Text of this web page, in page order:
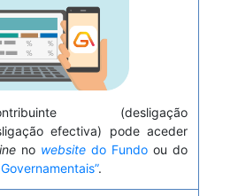
(desligação
efectiva) pode aceder
no website do Fundo ou do
.